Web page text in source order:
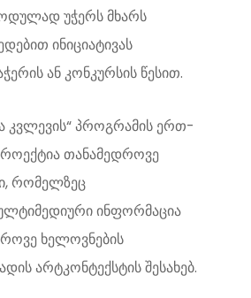
უჭერს მხარს
ინიციატივას
ან კონკურსის წესით.
კვლევის“ პროგრამის ერთ-
თანამედროვე
რომელზეც
ინფორმაცია
ხელოვნების
არტკონტექსტის შესახებ.